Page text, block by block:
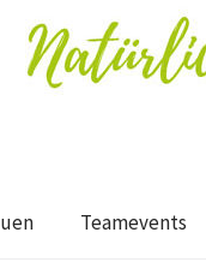
Teamevents